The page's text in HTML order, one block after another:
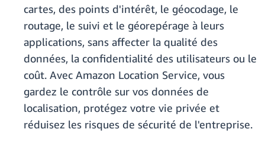
cartes, des points d'intérêt, le géocodage, le
routage, le suivi et le géorepérage à leurs
applications, sans affecter la qualité des
données, la confidentialité des utilisateurs ou le
coût. Avec Amazon Location Service, vous
gardez le contrôle sur vos données de
localisation, protégez votre vie privée et
réduisez les risques de sécurité de l'entreprise.